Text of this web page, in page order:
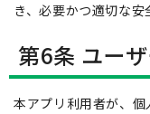
き、必要かつ適切な安
第6条 ユー
本アプリ利用者が、